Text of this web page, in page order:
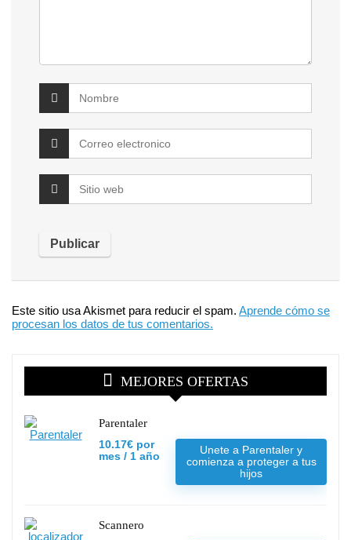
Este sitio usa Akismet para reducir el spam. Aprende cómo se
procesan los datos de tus comentarios.
MEJORES OFERTAS
Parentaler
10.17€ por
mes / 1 año
Unete a Parentaler y
comienza a proteger a tus
hijos
Scannero